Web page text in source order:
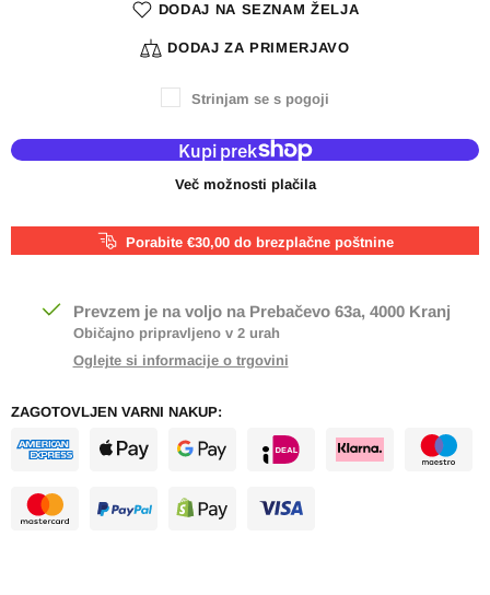
DODAJ NA SEZNAM ŽELJA
DODAJ ZA PRIMERJAVO
Strinjam se s pogoji
Več možnosti plačila
Porabite €30,00 do brezplačne poštnine
Prevzem je na voljo na Prebačevo 63a, 4000 Kranj
Običajno pripravljeno v 2 urah
Oglejte si informacije o trgovini
ZAGOTOVLJEN VARNI NAKUP: